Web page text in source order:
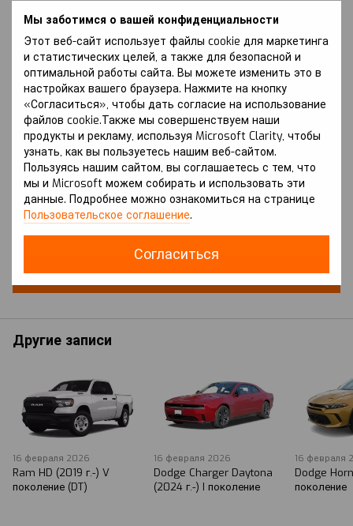
Мы заботимся о вашей конфиденциальности
Этот веб-сайт использует файлы cookie для маркетинга
и статистических целей, а также для безопасной и
оптимальной работы сайта. Вы можете изменить это в
настройках вашего браузера. Нажмите на кнопку
«Согласиться», чтобы дать согласие на использование
файлов cookie.Также мы совершенствуем наши
продукты и рекламу, используя Microsoft Clarity, чтобы
узнать, как вы пользуетесь нашим веб-сайтом.
Пользуясь нашим сайтом, вы соглашаетесь с тем, что
мы и Microsoft можем собирать и использовать эти
данные. Подробнее можно ознакомиться на странице
Пользовательское соглашение.
Согласиться
Обсуждение
Добавьте первый отзыв
Новый комментарий
Другие записи
16 февраля 2026
Ram HD (2019 г.-) V
поколение (DT)
16 февраля 2026
Dodge Charger Daytona
(2024 г.-) I поколение
16 февраля
Dodge
поколение